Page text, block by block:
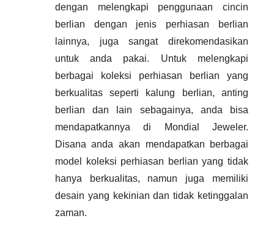
dengan melengkapi penggunaan cincin
berlian dengan jenis perhiasan berlian
lainnya, juga sangat direkomendasikan
untuk anda pakai. Untuk melengkapi
berbagai koleksi perhiasan berlian yang
berkualitas seperti kalung berlian, anting
berlian dan lain sebagainya, anda bisa
mendapatkannya di Mondial Jeweler.
Disana anda akan mendapatkan berbagai
model koleksi perhiasan berlian yang tidak
hanya berkualitas, namun juga memiliki
desain yang kekinian dan tidak ketinggalan
zaman.